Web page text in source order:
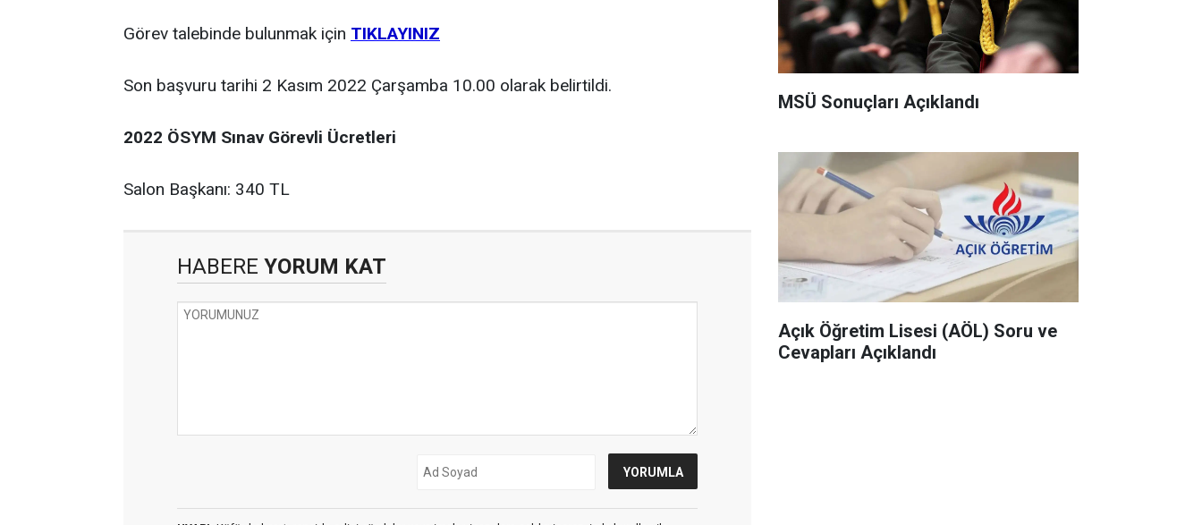
Görev talebinde bulunmak için TIKLAYINIZ
Son başvuru tarihi 2 Kasım 2022 Çarşamba 10.00 olarak belirtildi.
2022 ÖSYM Sınav Görevli Ücretleri
Salon Başkanı: 340 TL
HABERE YORUM KAT
MSÜ Sonuçları Açıklandı
Açık Öğretim Lisesi (AÖL) Soru ve
Cevapları Açıklandı